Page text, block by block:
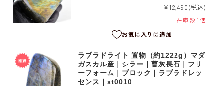
¥12,490(税込)
在庫数 1個
お気に入りに追加
ラブラドライト 置物（約1222g）マダ
ガスカル産｜シラー｜曹灰長石｜フリ
ーフォーム｜ブロック｜ラブラドレッ
センス｜st0010